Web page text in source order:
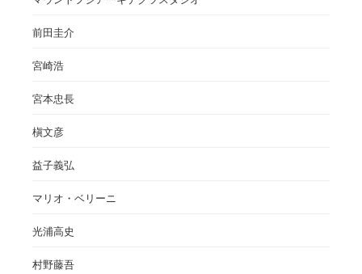
前田圭介
宮崎浩
宮本忠長
槇文彦
益子義弘
マリオ・ベリーニ
光浦高史
村野藤吾